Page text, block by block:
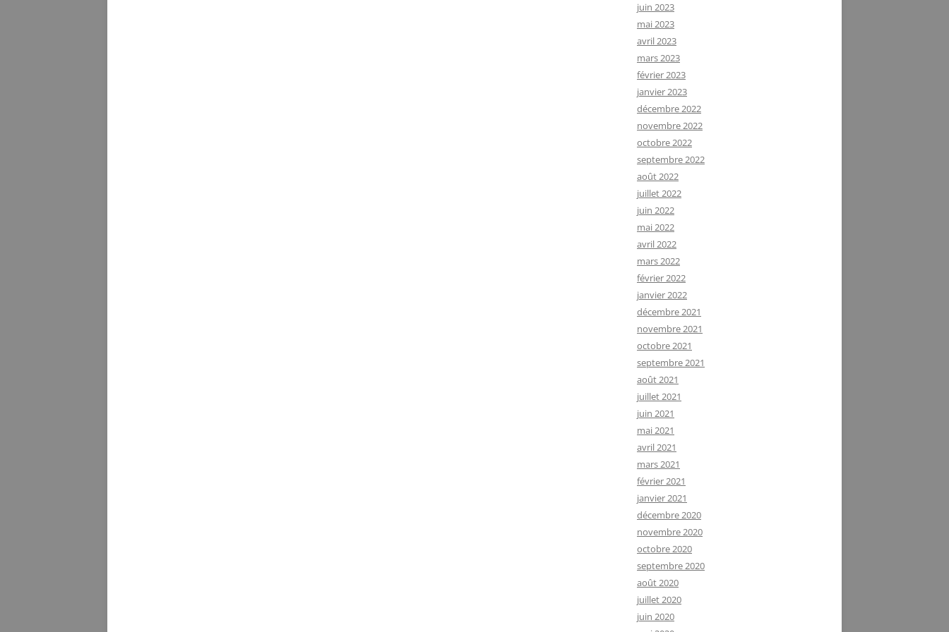
juin 2023
mai 2023
avril 2023
mars 2023
février 2023
janvier 2023
décembre 2022
novembre 2022
octobre 2022
septembre 2022
août 2022
juillet 2022
juin 2022
mai 2022
avril 2022
mars 2022
février 2022
janvier 2022
décembre 2021
novembre 2021
octobre 2021
septembre 2021
août 2021
juillet 2021
juin 2021
mai 2021
avril 2021
mars 2021
février 2021
janvier 2021
décembre 2020
novembre 2020
octobre 2020
septembre 2020
août 2020
juillet 2020
juin 2020